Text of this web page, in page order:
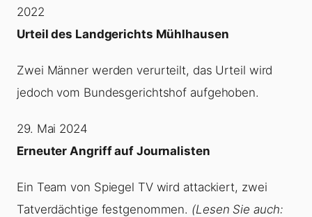
2022
Urteil des Landgerichts Mühlhausen
Zwei Männer werden verurteilt, das Urteil wird
jedoch vom Bundesgerichtshof aufgehoben.
29. Mai 2024
Erneuter Angriff auf Journalisten
Ein Team von Spiegel TV wird attackiert, zwei
Tatverdächtige festgenommen. (Lesen Sie auch: